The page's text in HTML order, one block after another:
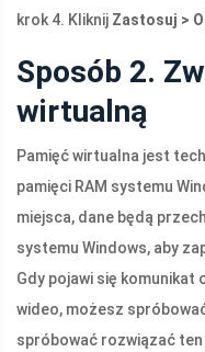
krok 4. Kliknij Zastosuj >
Sposób 2.
wirtualną
Pamięć wirtualna jest
pamięci RAM systemu
miejsca, dane będą
systemu Windows, aby
Gdy pojawi się komunikat
wideo, możesz
spróbować rozwiązać ten